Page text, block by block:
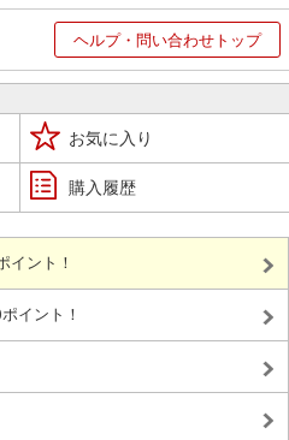
ヘルプ・問い合わせトップ
お気に入り
購入履歴
イント！
イント！